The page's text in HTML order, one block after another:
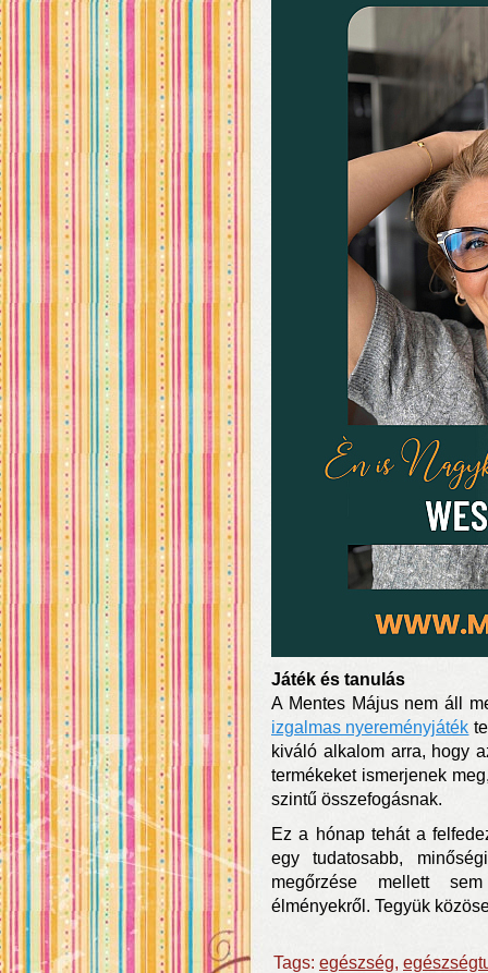
Játék és tanulás
A Mentes Május nem áll
izgalmas nyereményjáték
kiváló alkalom arra, hogy
termékeket ismerjenek
szintű összefogásnak.
Ez a hónap tehát a
egy tudatosabb,
megőrzése mellett
élményekről. Tegyük
Tags: egészség,